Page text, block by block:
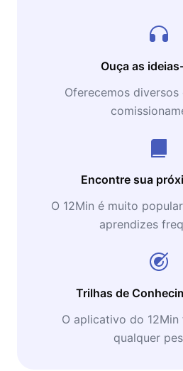
Ouça as
Oferecemos diversos
Encontre sua
O 12Min é muito
aprendizes
Trilhas de
O aplicativo do 12Min
qualquer